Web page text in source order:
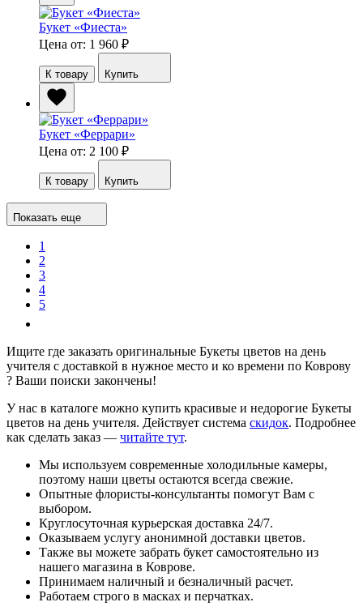
Букет «Фиеста»
Цена от: 1 960 ₽
К товару Купить
Букет «Феррари»
Цена от: 2 100 ₽
К товару Купить
Показать еще
1
2
3
4
5
Ищите где заказать оригинальные Букеты цветов на день
учителя с доставкой в нужное место и ко времени по Коврову
? Ваши поиски закончены!
У нас в каталоге можно купить красивые и недорогие Букеты
цветов на день учителя. Действует система скидок. Подробнее
как сделать заказ — читайте тут.
Мы используем современные холодильные камеры,
поэтому наши цветы остаются всегда свежие.
Опытные флористы-консультанты помогут Вам с
выбором.
Круглосуточная курьерская доставка 24/7.
Оказываем услугу анонимной доставки цветов.
Также вы можете забрать букет самостоятельно из
нашего магазина в Коврове.
Принимаем наличный и безналичный расчет.
Работаем строго в масках и перчатках.